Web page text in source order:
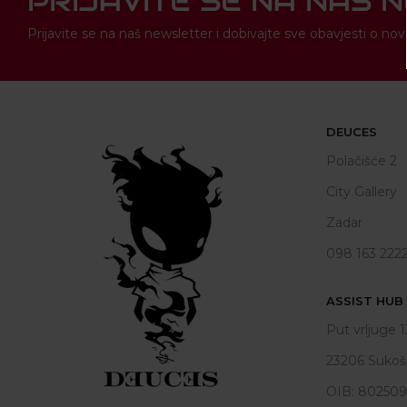
Prijavite se na naš newsletter i dobivajte sve obavjesti o
DEUCES
Polačišće 2
City Gallery
Zadar
098 163 2222
ASSIST
Put vrljuge
23206
OIB: